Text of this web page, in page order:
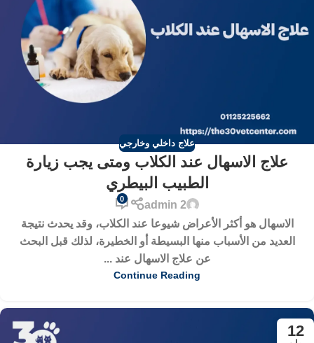
علاج داخلي وخارجي
علاج الاسهال عند الكلاب ومتى يجب زيارة
الطبيب البيطري
admin 2
0
الاسهال هو أكثر الأعراض شيوعا عند الكلاب، وقد يحدث نتيجة
العديد من الأسباب منها البسيطة أو الخطيرة، لذلك قبل البحث
عن علاج الاسهال عند ...
Continue Reading
12